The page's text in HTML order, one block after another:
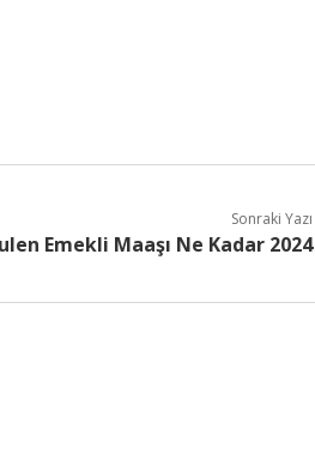
Sonraki Yazı
Emekli Maaşı Ne Kadar 2024